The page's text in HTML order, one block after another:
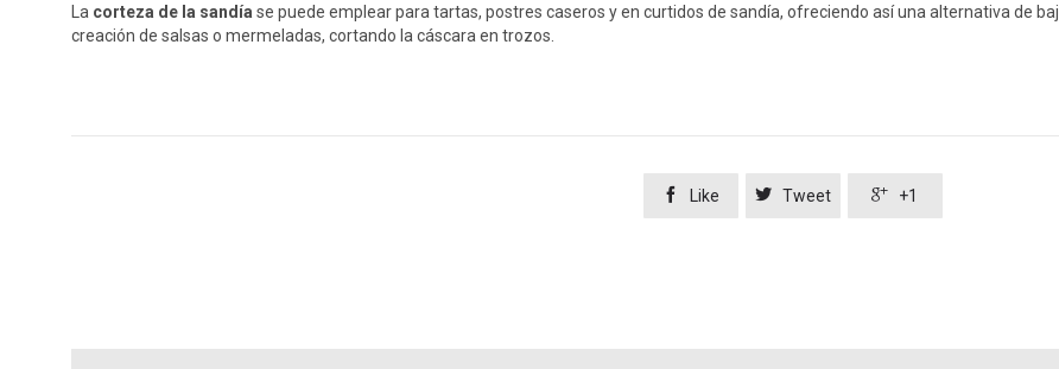
La corteza de la sandía se puede emplear para tartas, postres caseros y en curtidos de sandía, ofreciendo así una alternativa de
creación de salsas o mermeladas, cortando la cáscara en trozos.
 Like  Tweet  +1